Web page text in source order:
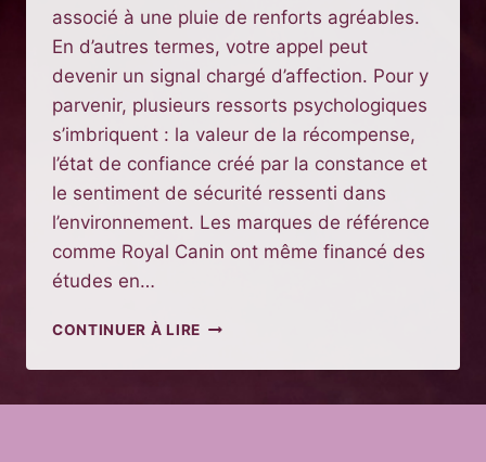
associé à une pluie de renforts agréables.
En d’autres termes, votre appel peut
devenir un signal chargé d’affection. Pour y
parvenir, plusieurs ressorts psychologiques
s’imbriquent : la valeur de la récompense,
l’état de confiance créé par la constance et
le sentiment de sécurité ressenti dans
l’environnement. Les marques de référence
comme Royal Canin ont même financé des
études en…
CONTINUER À LIREAPPRENDRE
RAPPEL